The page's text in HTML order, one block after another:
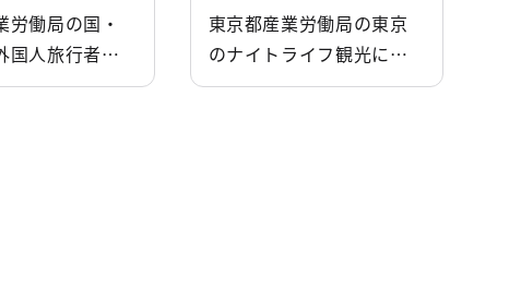
労働局の国・
国人旅行者行
(観光 統計･調
東京都産業労働局の東京
のナイトライフ観光に関
する調査(観光 統計･調